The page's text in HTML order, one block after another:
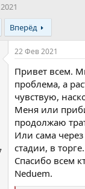
Вперёд
22 Фев 2021
Привет всем.
проблема, а
чувствую,
Меня или
продолжаю
Или сама
стадии, в
Спасибо всем
Neduem.